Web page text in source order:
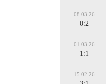
08.03.26
0:2
01.03.26
1:1
15.02.26